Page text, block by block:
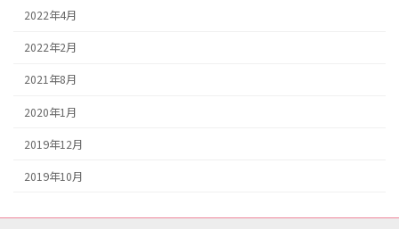
2022年4月
2022年2月
2021年8月
2020年1月
2019年12月
2019年10月